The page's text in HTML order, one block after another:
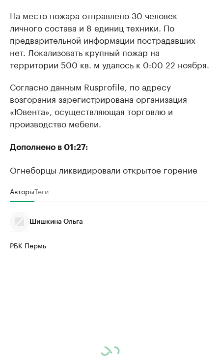
На место пожара отправлено 30 человек
личного состава и 8 единиц техники. По
предварительной информации пострадавших
нет. Локализовать крупный пожар на
территории 500 кв. м удалось к 0:00 22 ноября.
Согласно данным Rusprofile, по адресу
возгорания зарегистрирована организация
«Ювента», осуществляющая торговлю и
производство мебели.
Дополнено в 01:27:
Огнеборцы ликвидировали открытое горение
АвторыТеги
Шишкина Ольга
РБК Пермь